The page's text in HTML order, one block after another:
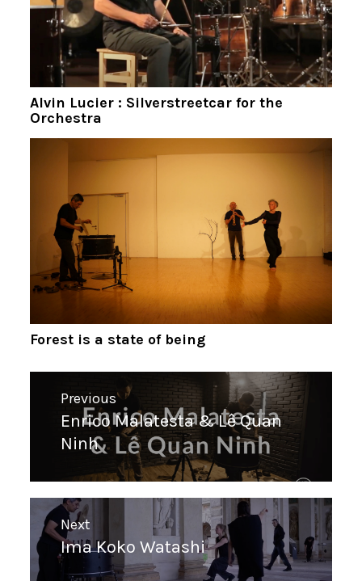
Alvin Lucier : Silverstreetcar for the
Orchestra
Forest is a state of being
l’article
Previous
Previous
post:
Enrico Malatesta & Lê Quan
Ninh
Next
Next
post:
Ima Koko Watashi